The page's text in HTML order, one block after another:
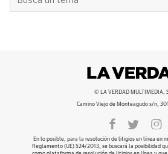
© LA VERDAD MULTIMEDIA,
Camino Viejo de Monteagudo s/n,
En lo posible, para la resolución de litigios en línea en
Reglamento (UE) 524/2013, se buscará la posibilidad